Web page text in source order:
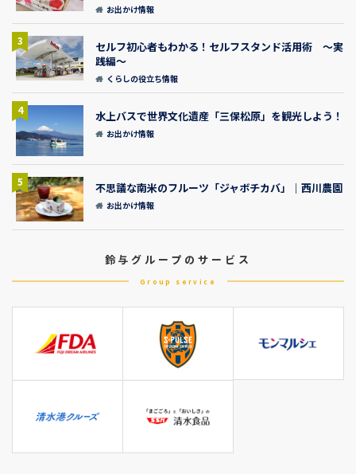
お出かけ情報
3
セルフ初心者もわかる！セルフスタンド活用術 ～実
践編～
くらしの役立ち情報
4 水上バスで世界文化遺産「三保松原」を観光しよう！
お出かけ情報
5 不思議な南米のフルーツ「ジャボチカバ」｜西川農園
お出かけ情報
鈴与グループのサービス
Group service